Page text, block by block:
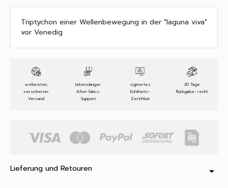
Triptychon einer Wellenbewegung in der "laguna viva"
vor Venedig
weltweiter,
versicherter
Versand
lebenslanger
After-Sales-
Support
signiertes
Echtheits-
Zertifikat
30 Tage
Rückgabe- recht
Lieferung und Retouren arrow_drop_down